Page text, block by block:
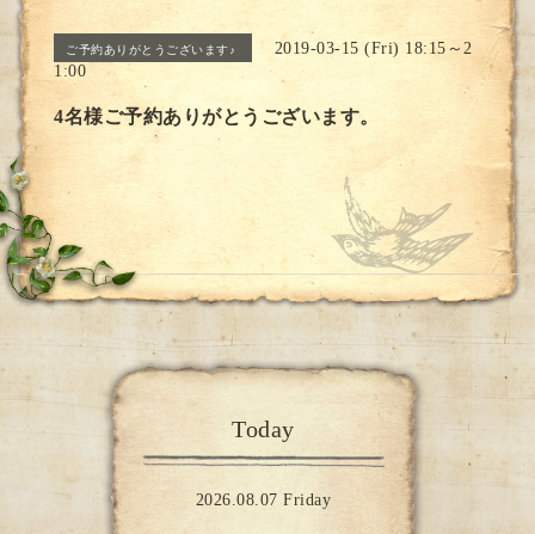
ご予約ありがとうございます♪
2019-03-15 (Fri) 18:15～2
1:00
4名様ご予約ありがとうございます。
Today
2026.08.07 Friday